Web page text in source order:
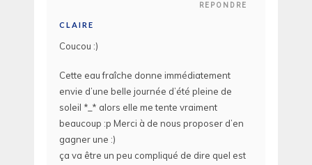
REPONDRE
CLAIRE
Coucou :)
Cette eau fraîche donne immédiatement
envie d’une belle journée d’été pleine de
soleil *_* alors elle me tente vraiment
beaucoup :p Merci à de nous proposer d’en
gagner une :)
ça va être un peu compliqué de dire quel est